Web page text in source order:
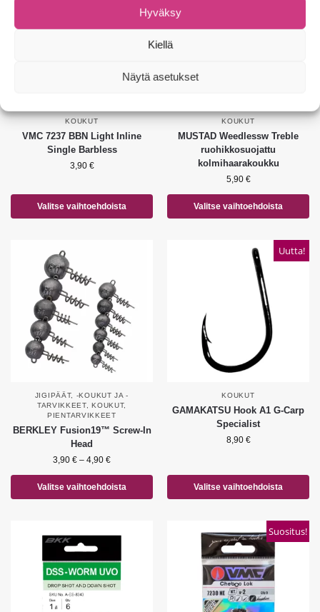
Hyväksy
Kiellä
Näytä asetukset
KOUKUT
VMC 7237 BBN Light Inline
Single Barbless
3,90 €
Valitse vaihtoehdoista
KOUKUT
MUSTAD Weedlessw Treble
ruohikkosuojattu
kolmihaarakoukku
5,90 €
Valitse vaihtoehdoista
JIGIPÄÄT, -KOUKUT JA -
TARVIKKEET, KOUKUT,
PIENTARVIKKEET
BERKLEY Fusion19™ Screw-In
Head
3,90 € – 4,90 €
Valitse vaihtoehdoista
Uutta!
KOUKUT
GAMAKATSU Hook A1 G-Carp
Specialist
8,90 €
Valitse vaihtoehdoista
Suositus!